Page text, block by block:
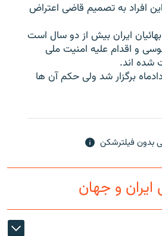
افراد به تصمیم قاضی اعتراض
بهائیان ایران بیش از دو سال است
و اقدام علیه امنیت ملی
شده اند.
برگزار شد ولی حکم آن ها
بدون فیلترشکن
و جهان